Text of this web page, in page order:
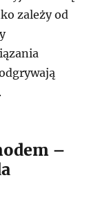
zależy od
–